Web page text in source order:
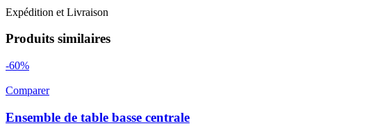
Expédition et Livraison
Produits similaires
-60%
Comparer
Ensemble de table basse centrale